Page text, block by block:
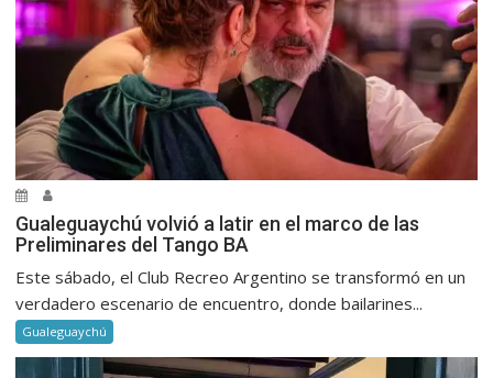
Gualeguaychú volvió a latir en el marco de las
Preliminares del Tango BA
Este sábado, el Club Recreo Argentino se transformó en un
verdadero escenario de encuentro, donde bailarines...
Gualeguaychú